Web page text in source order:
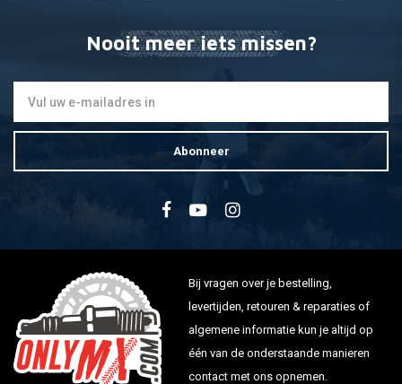
Nooit meer iets missen?
Abonneer
Bij vragen over je bestelling,
levertijden, retouren & reparaties of
algemene informatie kun je altijd op
één van de onderstaande manieren
contact met ons opnemen.